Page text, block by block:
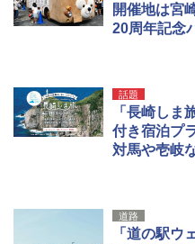
開催地は宮
20周年記念
話題
「長崎しま
付き宿泊プ
対馬や壱岐
道路
「道の駅ウ